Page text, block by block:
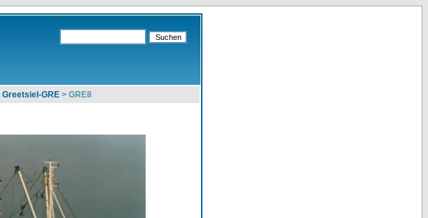
Greetsiel-GRE > GRE8